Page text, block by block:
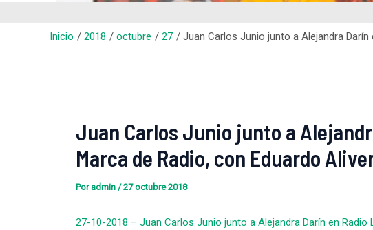
Inicio 2018 octubre 27 Juan Carlos Junio junto a Alejandra
Juan Carlos Junio junto a
Marca de Radio, con Eduardo
Por admin /27 octubre 2018
27-10-2018 – Juan Carlos Junio junto a Alejandra Darín en Radio